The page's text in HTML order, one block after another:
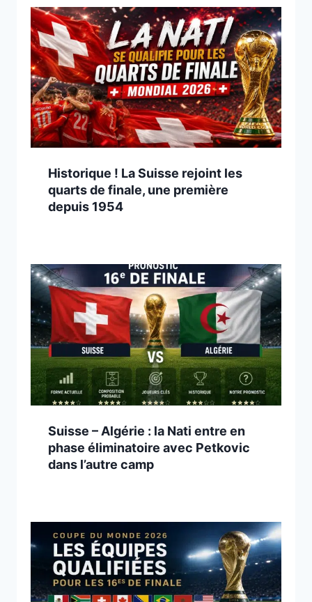
Historique ! La Suisse rejoint les
quarts de finale, une première
depuis 1954
Suisse – Algérie : la Nati entre en
phase éliminatoire avec Petkovic
dans l’autre camp